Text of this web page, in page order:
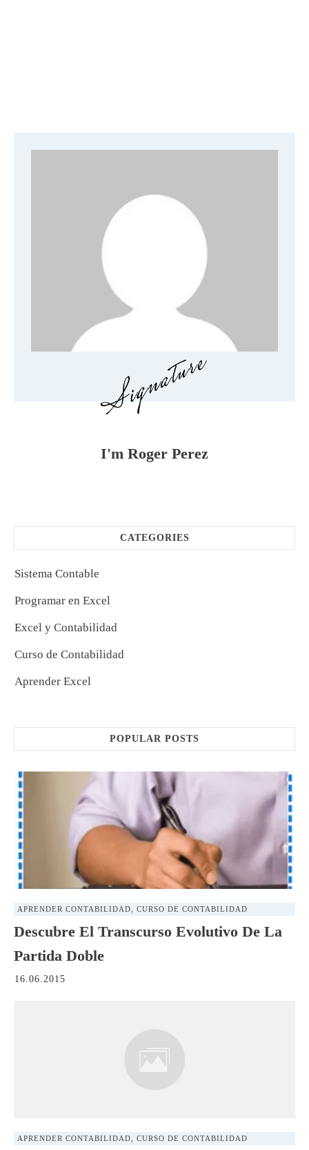
I'm Roger Perez
CATEGORIES
Sistema Contable
Programar en Excel
Excel y Contabilidad
Curso de Contabilidad
Aprender Excel
POPULAR POSTS
APRENDER CONTABILIDAD CURSO DE CONTABILIDAD
Descubre El Transcurso Evolutivo De La
Partida Doble
16.06.2015
APRENDER CONTABILIDAD CURSO DE CONTABILIDAD